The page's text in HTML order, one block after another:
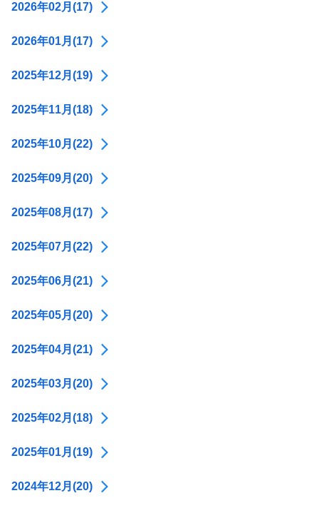
2026年02月(17)
2026年01月(17)
2025年12月(19)
2025年11月(18)
2025年10月(22)
2025年09月(20)
2025年08月(17)
2025年07月(22)
2025年06月(21)
2025年05月(20)
2025年04月(21)
2025年03月(20)
2025年02月(18)
2025年01月(19)
2024年12月(20)